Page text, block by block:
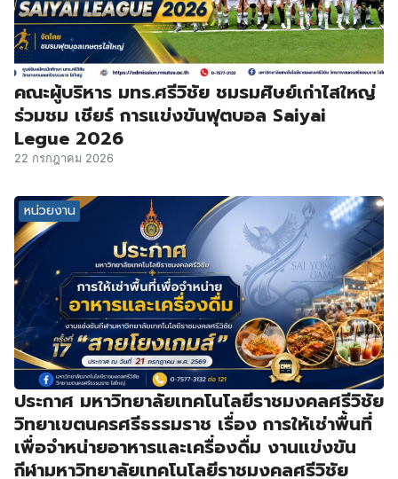
คณะผู้บริหาร มทร.ศรีวิชัย ชมรมศิษย์เก่าไสใหญ่
ร่วมชม เชียร์ การแข่งขันฟุตบอล Saiyai
Legue 2026
22 กรกฎาคม 2026
หน่วยงาน
ประกาศ มหาวิทยาลัยเทคโนโลยีราชมงคลศรีวิชัย
วิทยาเขตนครศรีธรรมราช เรื่อง การให้เช่าพื้นที่
เพื่อจำหน่ายอาหารและเครื่องดื่ม งานแข่งขัน
กีฬามหาวิทยาลัยเทคโนโลยีราชมงคลศรีวิชัย